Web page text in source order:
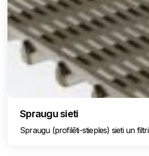
Spraugu sieti
Spraugu (profilēti-stieples) sieti un filtri